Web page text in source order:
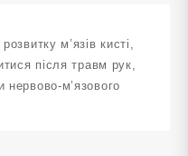
м’язів кисті,
після травм рук,
м’язового